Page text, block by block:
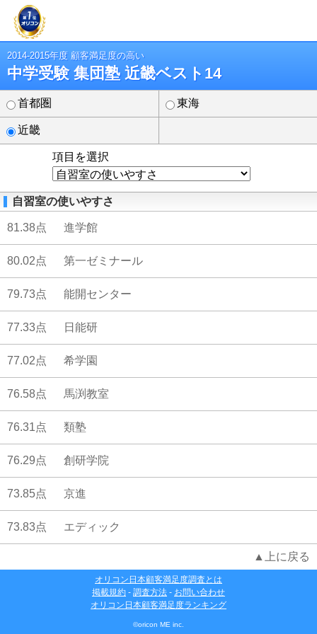
2014-2015年度 顧客満足度の高い
中学受験 集団塾 近畿ベスト14
首都圏 東海
近畿
項目を選択
自習室の使いやすさ
81.38点 進学館
80.02点 第一ゼミナール
79.73点 能開センター
77.33点 日能研
77.02点 希学園
76.58点 馬渕教室
76.31点 類塾
76.29点 創研学院
73.85点 京進
73.83点 エディック
▲上に戻る
オリコン日本顧客満足度調査とは
掲載規約 - 調査方法 - お問い合わせ
オリコン日本顧客満足度ランキング
©oricon ME inc.